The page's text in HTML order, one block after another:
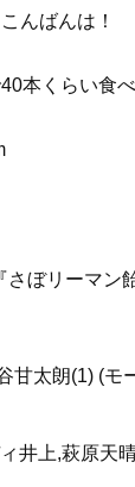
んばんは！
本くらい食べ
さぼリーマン
甘太朗(1) (モ
井上,萩原天